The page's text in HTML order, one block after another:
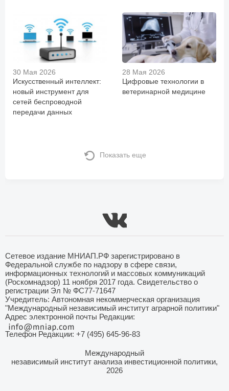
30 Мая 2026
Искусственный интеллект:
новый инструмент для
сетей беспроводной
передачи данных
28 Мая 2026
Цифровые технологии в
ветеринарной медицине
Показать еще
Сетевое издание МНИАП.РФ зарегистрировано в
Федеральной службе по надзору в сфере связи,
информационных технологий и массовых коммуникаций
(Роскомнадзор) 11 ноября 2017 года. Свидетельство о
регистрации Эл № ФС77-71647
Учредитель: Автономная некоммерческая организация
"Международный независимый институт аграрной политики"
Адрес электронной почты Редакции:
Телефон Редакции: +7 (495) 645-96-83
Международный
независимый институт анализа инвестиционной политики,
2026